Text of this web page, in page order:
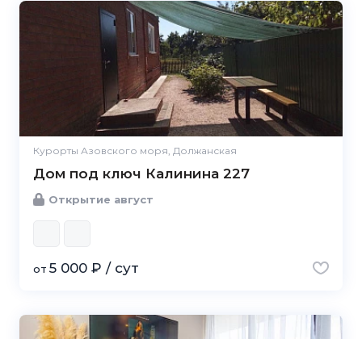
Курорты Азовского моря, Должанская
Дом под ключ Калинина 227
Открытие август
от 5 000 ₽ / сут